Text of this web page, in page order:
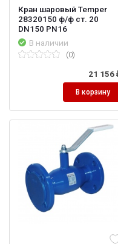
Кран шаровый Temper
28320150 ф/ф ст. 20
DN150 PN16
В наличии
(0)
21 156
В корзину